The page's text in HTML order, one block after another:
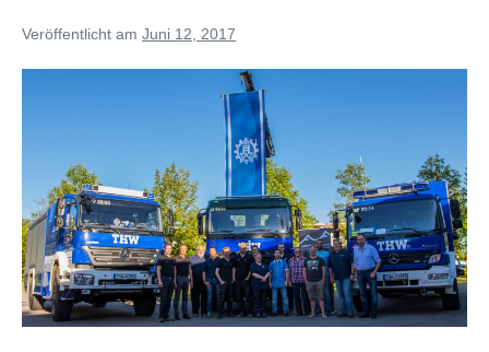
Veröffentlicht am Juni 12, 2017